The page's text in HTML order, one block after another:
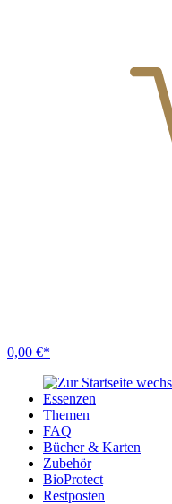
0,00 €*
Essenzen
Themen
FAQ
Bücher & Karten
Zubehör
BioProtect
Restposten